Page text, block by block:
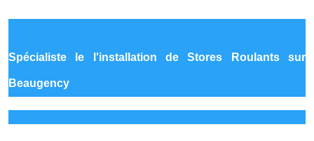
Spécialiste le l'installation de Stores Roulants sur
Beaugency